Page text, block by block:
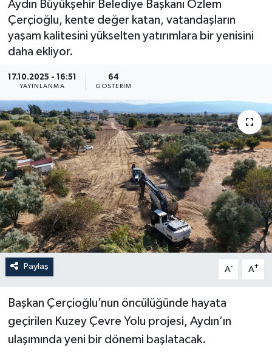
Aydın Büyükşehir Belediye Başkanı Özlem
Çerçioğlu, kente değer katan, vatandaşların
yaşam kalitesini yükselten yatırımlara bir yenisini
daha ekliyor.
17.10.2025 - 16:51
YAYINLANMA
64
GÖSTERIM
Paylaş A- A+
Başkan Çerçioğlu’nun öncülüğünde hayata
geçirilen Kuzey Çevre Yolu projesi, Aydın’ın
ulaşımında yeni bir dönemi başlatacak.